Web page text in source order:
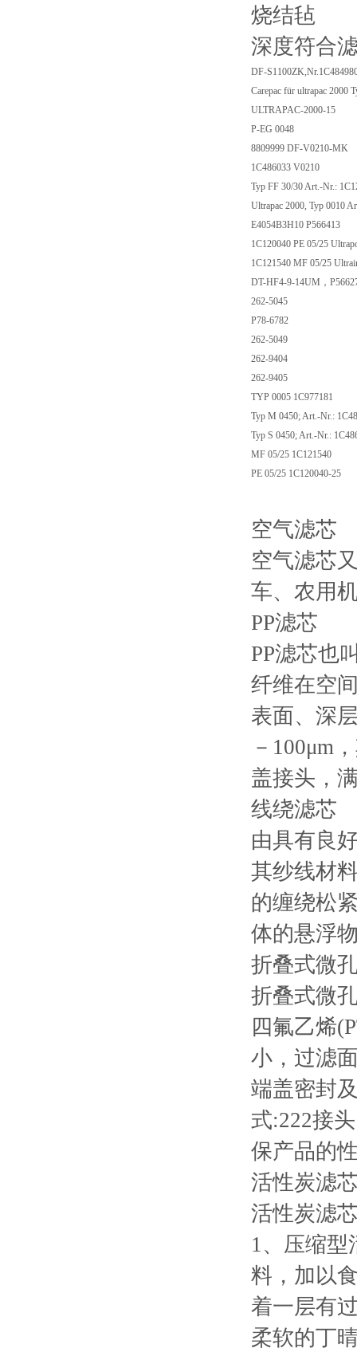
烧结毡
深度符合
DF-
Carepac für ultrapac 2000
ULTRAPAC-2000-15
P-EG 0048
8809999 DF-V0210-MK
1C486033 V0210
Typ FF 30/30 Art.-Nr.:
Ultrapac 2000, Typ 0010
E4054B3H10 P566413
1C120040 PE 05/25
1C121540 MF 05/25
DT-HF4-9-14UM，
262-5045
P78-6782
262-5049
262-9404
262-9405
TYP 0005 1C977181
Typ M 0450; Art.-Nr.:
Typ S 0450; Art.-Nr.:
MF 05/25 1C121540
PE 05/25 1C120040-25
空气滤芯
空气滤芯
车、农用
PP滤芯
PP滤芯也
纤维在空
表面、深
－100μm
盖接头，
线绕滤芯
由具有良
其纱线材
的缠绕松
体的悬浮
折叠式微
折叠式微
四氟乙烯
小，过滤
端盖密封
式:222接
保产品的
活性炭滤
活性炭滤
1、压缩型
料，加以
着一层有
柔软的丁